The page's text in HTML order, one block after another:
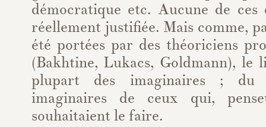
démocratique etc. Aucune de ces
réellement justifiée. Mais comme,
été portées par des théoriciens
(Bakhtine, Lukacs, Goldmann), le
plupart des imaginaires ; du
imaginaires de ceux qui,
souhaitaient le faire.